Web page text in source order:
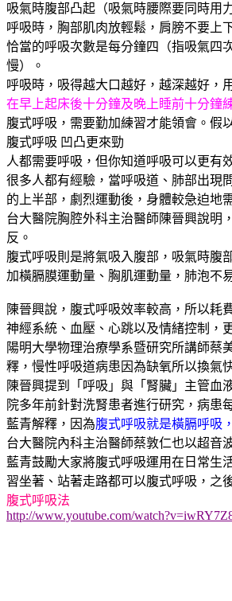
吸氣時腹部凸起（吸氣時腰際要同時用
呼吸時，胸部肌肉放輕鬆，肩膀不要上
恰當的呼吸次數是每分鐘四（指吸氣四
慢）。
呼吸時，吸得越大口越好，越深越好，
在早上起床後十分鐘及晚上睡前十分鐘
腹式呼吸，需要勤加練習才能領會。假
腹式呼吸 凹凸更來勁
人都需要呼吸，但你知道呼吸可以更有
很多人都有經驗，當呼吸道、肺部出現
的上半部，劇烈運動後，身體較急迫地
台大醫院胸腔外科主治醫師陳晉興說明
反。
腹式呼吸則是將氣吸入腹部，吸氣時腹
加橫膈膜運動量、胸肌運動量，肺泡不
陳晉興說，腹式呼吸效率較高，所以耗
神經系統、血壓、心跳以及情緒控制，
陽明大學物理治療學系暨研究所講師蔡
釋，慢性呼吸道病患因為缺氧所以換氣
陳晉興提到「呼吸」與「腎臟」主管血
院多年前針對洗腎患者進行研究，病患
藍青解釋，因為腹式呼吸就是橫膈呼吸
台大醫院內科主治醫師蔡敦仁也以超音
藍青鼓勵大家將腹式呼吸運用在日常生
習坐著、站著走路都可以腹式呼吸，之
腹式呼吸法
http://www.youtube.com/